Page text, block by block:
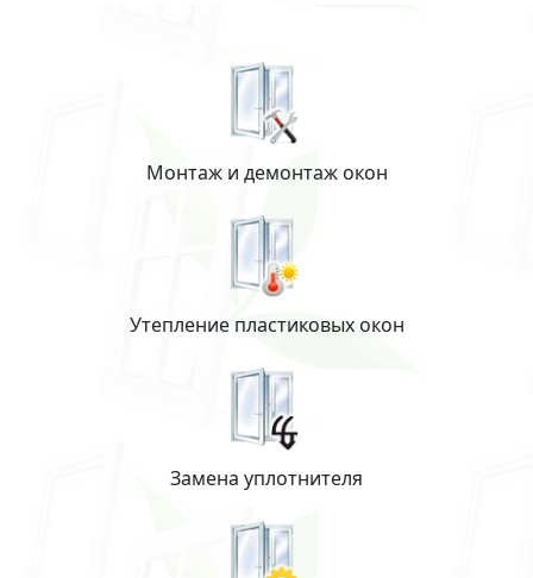
Монтаж и демонтаж окон
Утепление пластиковых окон
Замена уплотнителя